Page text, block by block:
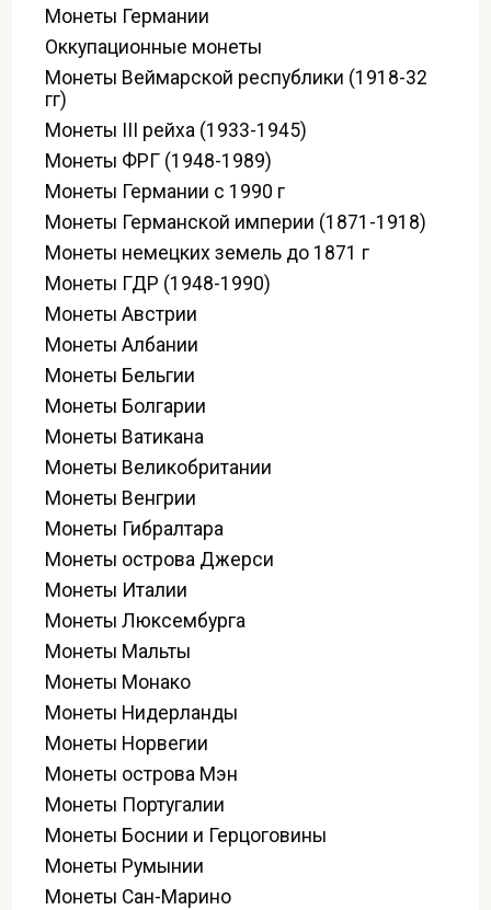
Монеты Германии
Оккупационные монеты
Монеты Веймарской республики (1918-32
гг)
Монеты III рейха (1933-1945)
Монеты ФРГ (1948-1989)
Монеты Германии с 1990 г
Монеты Германской империи (1871-1918)
Монеты немецких земель до 1871 г
Монеты ГДР (1948-1990)
Монеты Австрии
Монеты Албании
Монеты Бельгии
Монеты Болгарии
Монеты Ватикана
Монеты Великобритании
Монеты Венгрии
Монеты Гибралтара
Монеты острова Джерси
Монеты Италии
Монеты Люксембурга
Монеты Мальты
Монеты Монако
Монеты Нидерланды
Монеты Норвегии
Монеты острова Мэн
Монеты Португалии
Монеты Боснии и Герцоговины
Монеты Румынии
Монеты Сан-Марино